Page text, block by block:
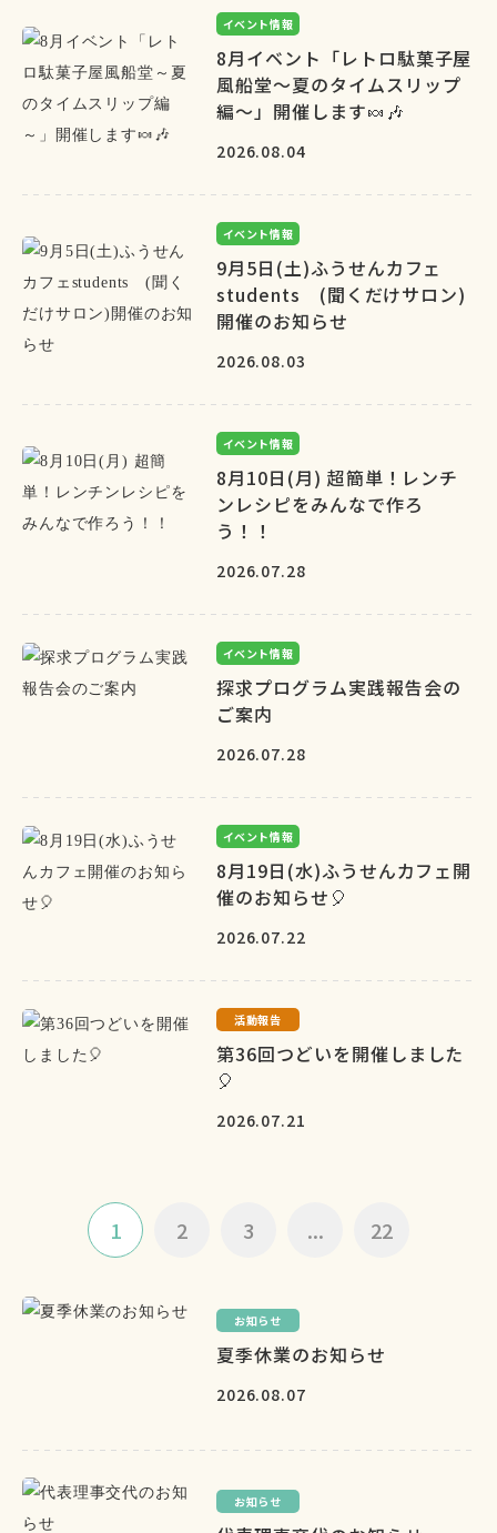
イベント情報
8月イベント「レトロ駄菓子屋
風船堂～夏のタイムスリップ
編～」開催します🍬🎶
2026.08.04
イベント情報
9月5日(土)ふうせんカフェ
students (聞くだけサロン)
開催のお知らせ
2026.08.03
イベント情報
8月10日(月) 超簡単！レンチ
ンレシピをみんなで作ろ
う！！
2026.07.28
イベント情報
探求プログラム実践報告会の
ご案内
2026.07.28
イベント情報
8月19日(水)ふうせんカフェ開
催のお知らせ🎈
2026.07.22
活動報告
第36回つどいを開催しました
🎈
2026.07.21
1 2 3 ... 22
お知らせ
夏季休業のお知らせ
2026.08.07
お知らせ